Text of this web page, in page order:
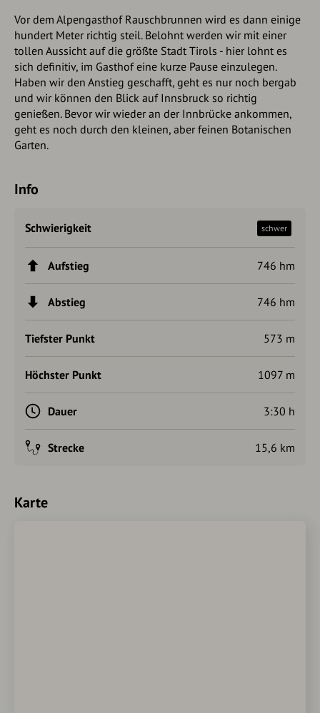
Vor dem Alpengasthof Rauschbrunnen wird es dann einige
hundert Meter richtig steil. Belohnt werden wir mit einer
tollen Aussicht auf die größte Stadt Tirols - hier lohnt es
sich definitiv, im Gasthof eine kurze Pause einzulegen.
Haben wir den Anstieg geschafft, geht es nur noch bergab
und wir können den Blick auf Innsbruck so richtig
genießen. Bevor wir wieder an der Innbrücke ankommen,
geht es noch durch den kleinen, aber feinen Botanischen
Garten.
Info
Schwierigkeit schwer
Aufstieg 746 hm
Abstieg 746 hm
Tiefster Punkt 573 m
Höchster Punkt 1097 m
Dauer 3:30 h
Strecke 15,6 km
Karte